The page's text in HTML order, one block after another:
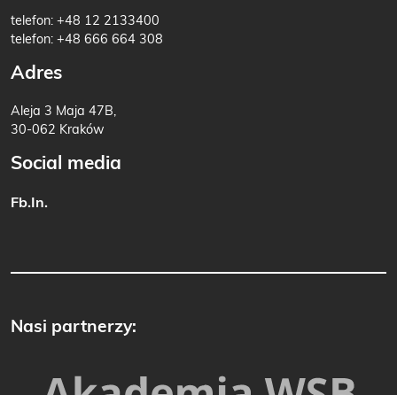
telefon: +48 12 2133400
telefon: +48 666 664 308
Adres
Aleja 3 Maja 47B,
30-062 Kraków
Social media
Fb. In.
Nasi partnerzy: